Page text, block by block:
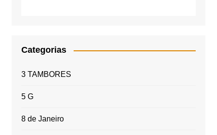
Categorias
3 TAMBORES
5 G
8 de Janeiro